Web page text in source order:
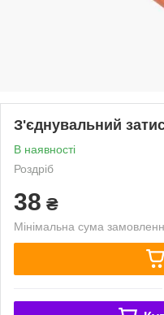
З'єднувальний
В наявності
Роздріб
38 ₴
Мінімальна сума